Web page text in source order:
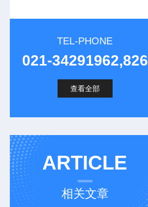
TEL-PHONE
021-34291962,826
查看全部
ARTICLE
相关文章